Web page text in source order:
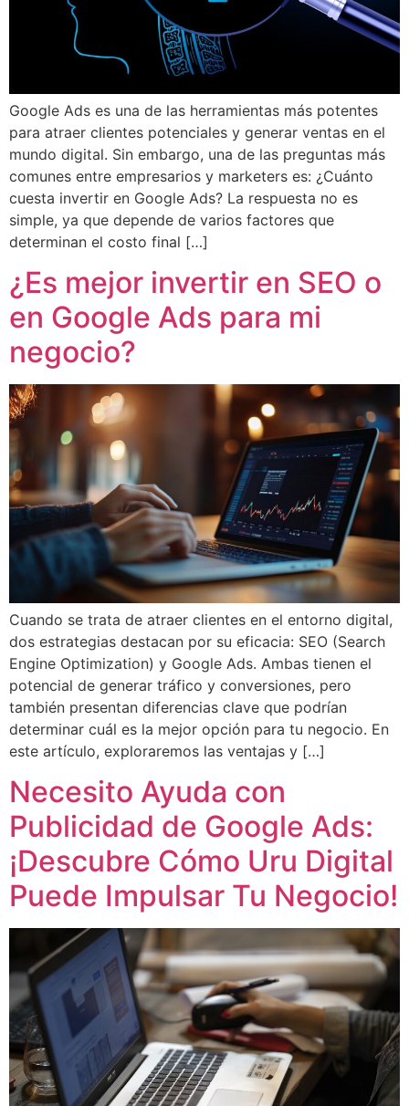
Google Ads es una de las herramientas más potentes
para atraer clientes potenciales y generar ventas en el
mundo digital. Sin embargo, una de las preguntas más
comunes entre empresarios y marketers es: ¿Cuánto
cuesta invertir en Google Ads? La respuesta no es
simple, ya que depende de varios factores que
determinan el costo final […]
¿Es mejor invertir en SEO o
en Google Ads para mi
negocio?
Cuando se trata de atraer clientes en el entorno digital,
dos estrategias destacan por su eficacia: SEO (Search
Engine Optimization) y Google Ads. Ambas tienen el
potencial de generar tráfico y conversiones, pero
también presentan diferencias clave que podrían
determinar cuál es la mejor opción para tu negocio. En
este artículo, exploraremos las ventajas y […]
Necesito Ayuda con
Publicidad de Google Ads:
¡Descubre Cómo Uru Digital
Puede Impulsar Tu Negocio!